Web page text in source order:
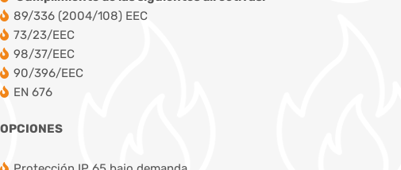
89/336 (2004/108) EEC
73/23/EEC
98/37/EEC
90/396/EEC
EN 676
OPCIONES